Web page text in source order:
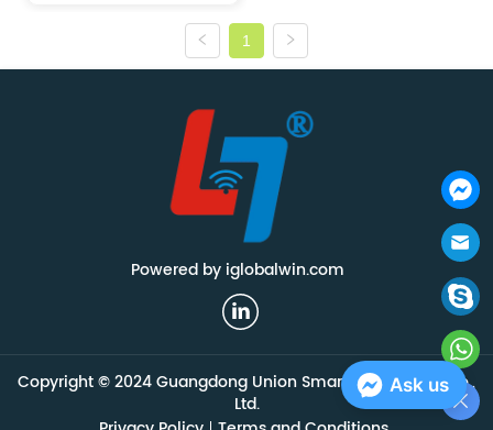
1
Powered by iglobalwin.com
Copyright © 2024 Guangdong Union Smart Technology Co.,
Ltd.
Ask us